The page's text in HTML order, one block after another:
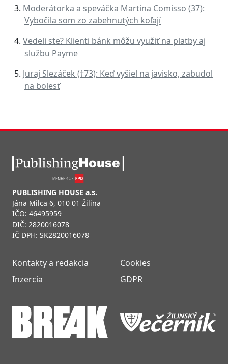
Moderátorka a speváčka Martina Comisso (37):
Vybočila som zo zabehnutých koľají
Vedeli ste? Klienti bánk môžu využiť na platby aj
službu Payme
Juraj Slezáček (†73): Keď vyšiel na javisko, zabudol
na bolesť
PUBLISHING HOUSE a.s.
Jána Milca 6, 010 01 Žilina
IČO: 46495959
DIČ: 2820016078
IČ DPH: SK2820016078
Kontakty a redakcia
Inzercia
Cookies
GDPR